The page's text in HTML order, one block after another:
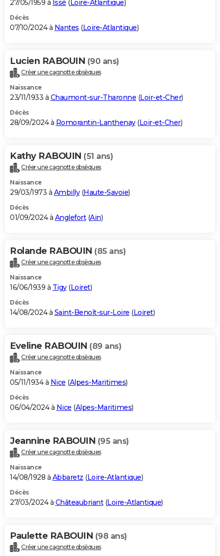
27/05/1959 à Issé ( Loire-Atlantique)
Décès
07/10/2024 à Nantes (Loire-Atlantique)
Lucien RABOUIN (90 ans)
Créer une cagnotte obsèques
Naissance
23/11/1933 à Chaumont-sur-Tharonne (Loir-et-Cher)
Décès
28/09/2024 à Romorantin-Lanthenay(Loir-et-Cher)
Kathy RABOUIN (51 ans)
Créer une cagnotte obsèques
Naissance
29/03/1973 à Ambilly(Haute-Savoie)
Décès
01/09/2024 à Anglefort(Ain)
Rolande RABOUIN (85 ans)
Créer une cagnotte obsèques
Naissance
16/06/1939 à Tigy(Loiret)
Décès
14/08/2024 à Saint-Benoît-sur-Loire (Loiret)
Eveline RABOUIN (89 ans)
Créer une cagnotte obsèques
Naissance
05/11/1934 à Nice (Alpes-Maritimes)
Décès
06/04/2024 à Nice (Alpes-Maritimes)
Jeannine RABOUIN (95 ans)
Créer une cagnotte obsèques
Naissance
14/08/1928 à Abbaretz (Loire-Atlantique)
Décès
27/03/2024 à Châteaubriant(Loire-Atlantique)
Paulette RABOUIN (98 ans)
Créer une cagnotte obsèques